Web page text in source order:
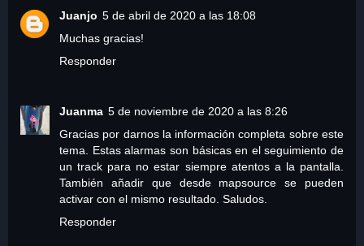
Juanjo 5 de abril de 2020 a las 18:08
Muchas gracias!
Responder
Juanma 5 de noviembre de 2020 a las 8:26
Gracias por darnos la información completa sobre este
tema. Estas alarmas son básicas en el seguimiento de
un track para no estar siempre atentos a la pantalla.
También añadir que desde mapsource se pueden
activar con el mismo resultado. Saludos.
Responder